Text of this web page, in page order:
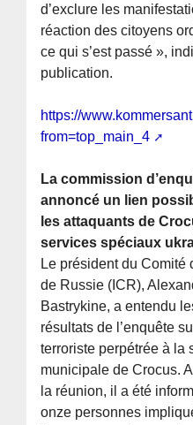
d’exclure les
réaction des citoyens
ce qui s’est passé »,
publication.
https://
from=top_main_4
La commission
annoncé un lien
les attaquants de
services spéciaux
Le président du Comité
de Russie (ICR),
Bastrykine, a entendu
résultats de l’enquête
terroriste perpétrée à la
municipale de Crocus.
la réunion, il a été
onze personnes